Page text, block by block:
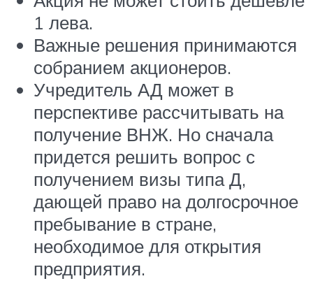
1 лева.
Важные решения принимаются
собранием акционеров.
Учредитель АД может в
перспективе рассчитывать на
получение ВНЖ. Но сначала
придется решить вопрос с
получением визы типа Д,
дающей право на долгосрочное
пребывание в стране,
необходимое для открытия
предприятия.